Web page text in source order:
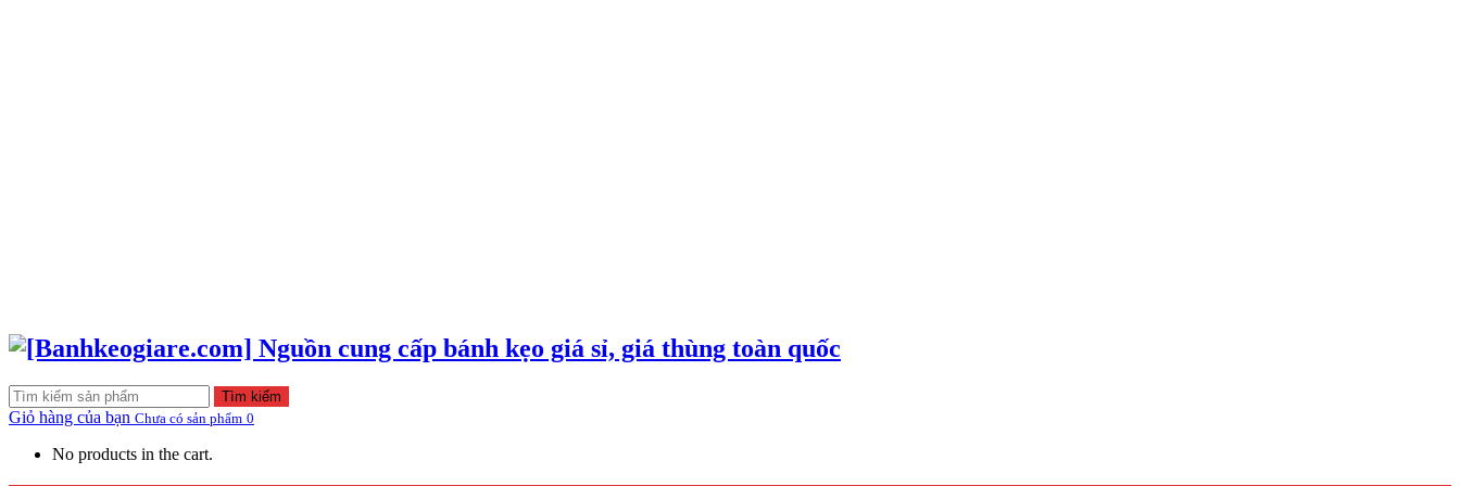
Tìm kiếm
Giỏ hàng của bạn Chưa có sản phẩm 0
No products in the cart.